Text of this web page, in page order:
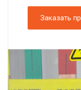
Заказать